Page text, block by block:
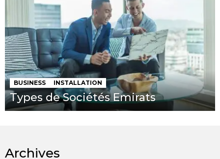
BUSINESS INSTALLATION
Types de Sociétés Emirats
Archives